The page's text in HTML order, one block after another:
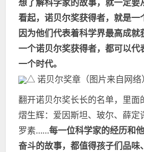
看起，诺贝尔奖获得者，就是一
因为他们代表着科学界最高成就
一个诺贝尔奖获得者，都可以代
一个时代。
△ 诺贝尔奖章（图片来自网络）
翻开诺贝尔奖长长的名单，里面
熠生辉：爱因斯坦、玻尔、薛定
罗素……每一位科学家的经历和
奋斗的故事，都值得孩子们品味